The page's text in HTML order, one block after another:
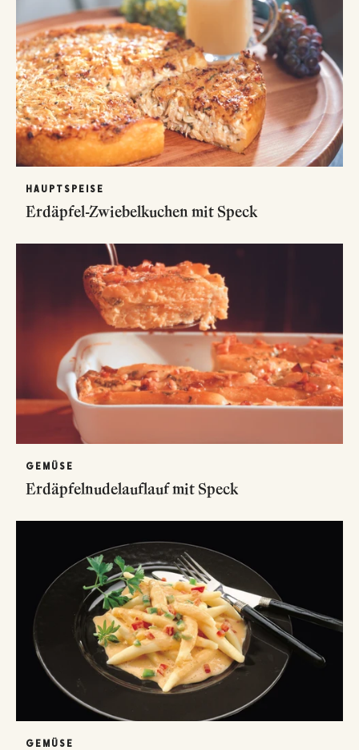
HAUPTSPEISE
Erdäpfel-Zwiebelkuchen mit Speck
GEMÜSE
Erdäpfelnudelauflauf mit Speck
GEMÜSE